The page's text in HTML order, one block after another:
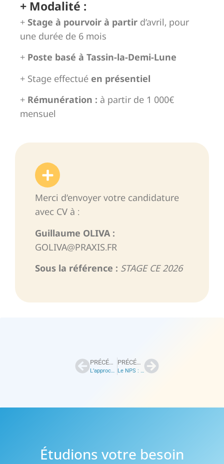
+ Modalité :
+ Stage à pourvoir à partir d’avril, pour
une durée de 6 mois
+ Poste basé à Tassin-la-Demi-Lune
+ Stage effectué en présentiel
+ Rémunération : à partir de 1 000€
mensuel
Merci d’envoyer votre candidature
avec CV à :
Guillaume OLIVA :
GOLIVA@PRAXIS.FR
Sous la référence : STAGE CE 2026
PRÉCÉDENT PRÉCÉDENT
Étudions votre besoin